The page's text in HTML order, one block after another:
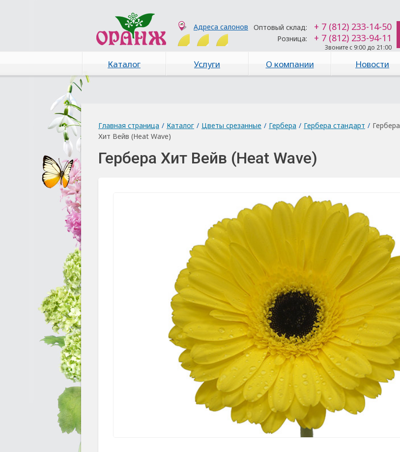
Адреса салонов Оптовый склад: + 7 (812) 233-14-50
Розница: + 7 (812) 233-94-11
Звоните с 9:00 до 21:00
Каталог Услуги О компании Новости
Главная страница / Каталог / Цветы срезанные / Гербера / Гербера стандарт / Гербера
Хит Вейв (Heat Wave)
Гербера Хит Вейв (Heat Wave)